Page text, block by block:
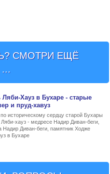
СМОТРИ ЕЩЁ
Хауз в Бухаре- старые
и пруд-хавуз
историческому сердцу старой Бухары
хауз - медресе Надир Диван-беги,
Надир Диван-беги, памятник Ходже
в Бухаре